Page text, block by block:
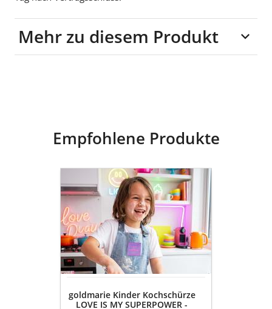
Mehr zu diesem Produkt
Empfohlene Produkte
goldmarie
Kinder
Kochschürze
LOVE
IS
MY
SUPERPOWER
-
JEANS
-goldmarie Kinder Kochschürze
LOVE IS MY SUPERPOWER -